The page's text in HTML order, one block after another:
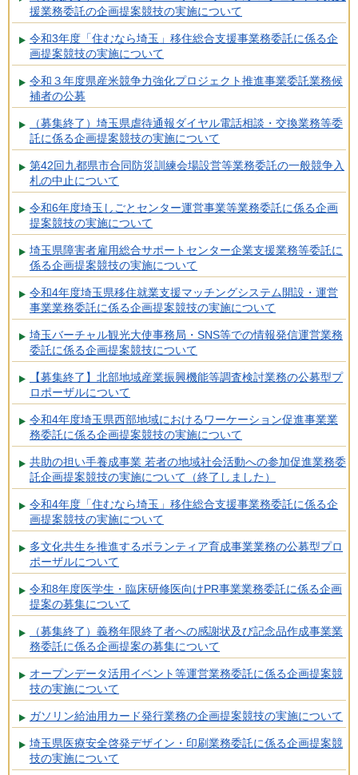
援業務委託の企画提案競技の実施について
令和3年度「住むなら埼玉」移住総合支援事業務委託に係る企
画提案競技の実施について
令和３年度県産米競争力強化プロジェクト推進事業委託業務候
補者の公募
（募集終了）埼玉県虐待通報ダイヤル電話相談・交換業務等委
託に係る企画提案競技の実施について
第42回九都県市合同防災訓練会場設営等業務委託の一般競争入
札の中止について
令和6年度埼玉しごとセンター運営事業等業務委託に係る企画
提案競技の実施について
埼玉県障害者雇用総合サポートセンター企業支援業務等委託に
係る企画提案競技の実施について
令和4年度埼玉県移住就業支援マッチングシステム開設・運営
事業業務委託に係る企画提案競技の実施について
埼玉バーチャル観光大使事務局・SNS等での情報発信運営業務
委託に係る企画提案競技について
【募集終了】北部地域産業振興機能等調査検討業務の公募型プ
ロポーザルについて
令和4年度埼玉県西部地域におけるワーケーション促進事業業
務委託に係る企画提案競技の実施について
共助の担い手養成事業 若者の地域社会活動への参加促進業務委
託企画提案競技の実施について（終了しました）
令和4年度「住むなら埼玉」移住総合支援事業務委託に係る企
画提案競技の実施について
多文化共生を推進するボランティア育成事業業務の公募型プロ
ポーザルについて
令和8年度医学生・臨床研修医向けPR事業業務委託に係る企画
提案の募集について
（募集終了）義務年限終了者への感謝状及び記念品作成事業業
務委託に係る企画提案の募集について
オープンデータ活用イベント等運営業務委託に係る企画提案競
技の実施について
ガソリン給油用カード発行業務の企画提案競技の実施について
埼玉県医療安全啓発デザイン・印刷業務委託に係る企画提案競
技の実施について